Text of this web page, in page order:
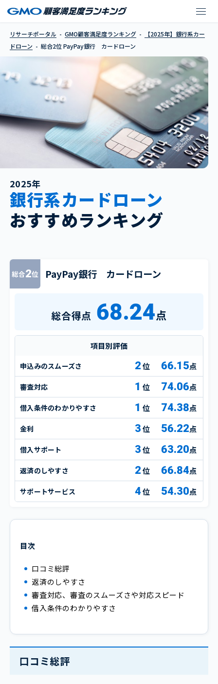
PayPay銀行 カードロ
リサーチポータル GMO顧客満足度ランキング
【2025年】銀行系カー
ドローン
総合2位 PayPay銀行 カードローン
2025年
銀行系カードローン
おすすめランキング
総合2位 PayPay銀行 カードローン
総合得点 68.24点
項目別評価
申込みのスムーズさ 2 66.15点
審査対応 1 74.06点
借入条件のわかりやすさ 1 74.38点
金利 3 56.22点
借入サポート 3 63.20点
返済のしやすさ 2 66.84点
サポートサービス 4 54.30点
目次
口コミ総評
返済のしやすさ
審査対応、審査のスムーズさや対応スピード
借入条件のわかりやすさ
口コミ総評